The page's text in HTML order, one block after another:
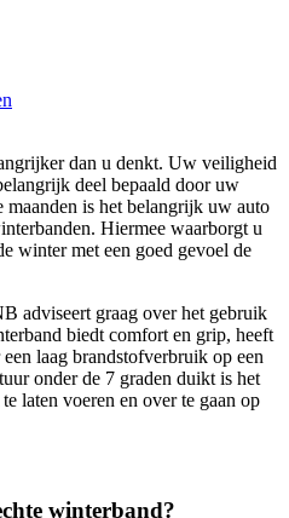
dan u denkt. Uw veiligheid
deel bepaald door uw
maanden is het belangrijk uw auto
Hiermee waarborgt u
winter met een goed gevoel de
adviseert graag over het gebruik
biedt comfort en grip, heeft
laag brandstofverbruik op een
onder de 7 graden duikt is het
laten voeren en over te gaan op
winterband?